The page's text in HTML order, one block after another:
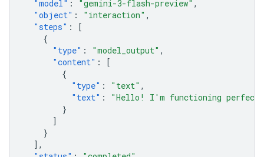
"model" : "gemini-3-flash-preview" ,
"object" : "interaction" ,
"steps" :
[
{
"type" : "model_output" ,
"content" :
[
{
"type" : "text" ,
"text" :
"Hello! I'm functioning
}
]
}
],